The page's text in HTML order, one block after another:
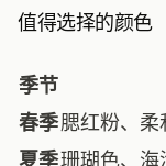
值得选择的颜色
季节
春季腮红粉、柔
夏季珊瑚色、海